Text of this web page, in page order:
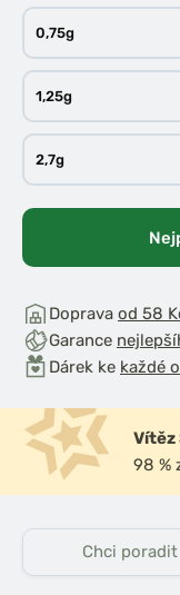
0,75g
1,25g
2,7g
Doprava od 58
Garance
Dárek ke každé
Vítěz
98 %
Chci poradit